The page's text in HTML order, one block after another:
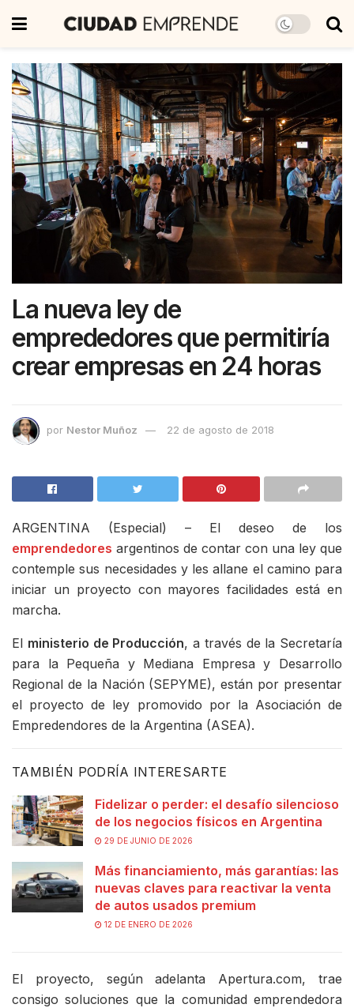
La nueva ley de
emprededores que permitiría
crear empresas en 24 horas
por Nestor Muñoz 22 de agosto de 2018
ARGENTINA (Especial) – El deseo de los
emprendedores argentinos de contar con una ley que
contemple sus necesidades y les allane el camino para
iniciar un proyecto con mayores facilidades está en
marcha.
El ministerio de Producción, a través de la Secretaría
para la Pequeña y Mediana Empresa y Desarrollo
Regional de la Nación (SEPYME), están por presentar
el proyecto de ley promovido por la Asociación de
Empredendores de la Argentina (ASEA).
TAMBIÉN PODRÍA INTERESARTE
Fidelizar o perder: el desafío silencioso
de los negocios físicos en Argentina
29 DE JUNIO DE 2026
Más financiamiento, más garantías: las
nuevas claves para reactivar la venta
de autos usados premium
12 DE ENERO DE 2026
El proyecto, según adelanta Apertura.com, trae
consigo soluciones que la comunidad emprendedora